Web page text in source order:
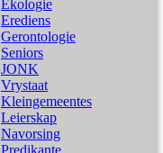
Ekologie
Erediens
Gerontologie
Seniors
JONK
Vrystaat
Kleingemeentes
Leierskap
Navorsing
Predikante